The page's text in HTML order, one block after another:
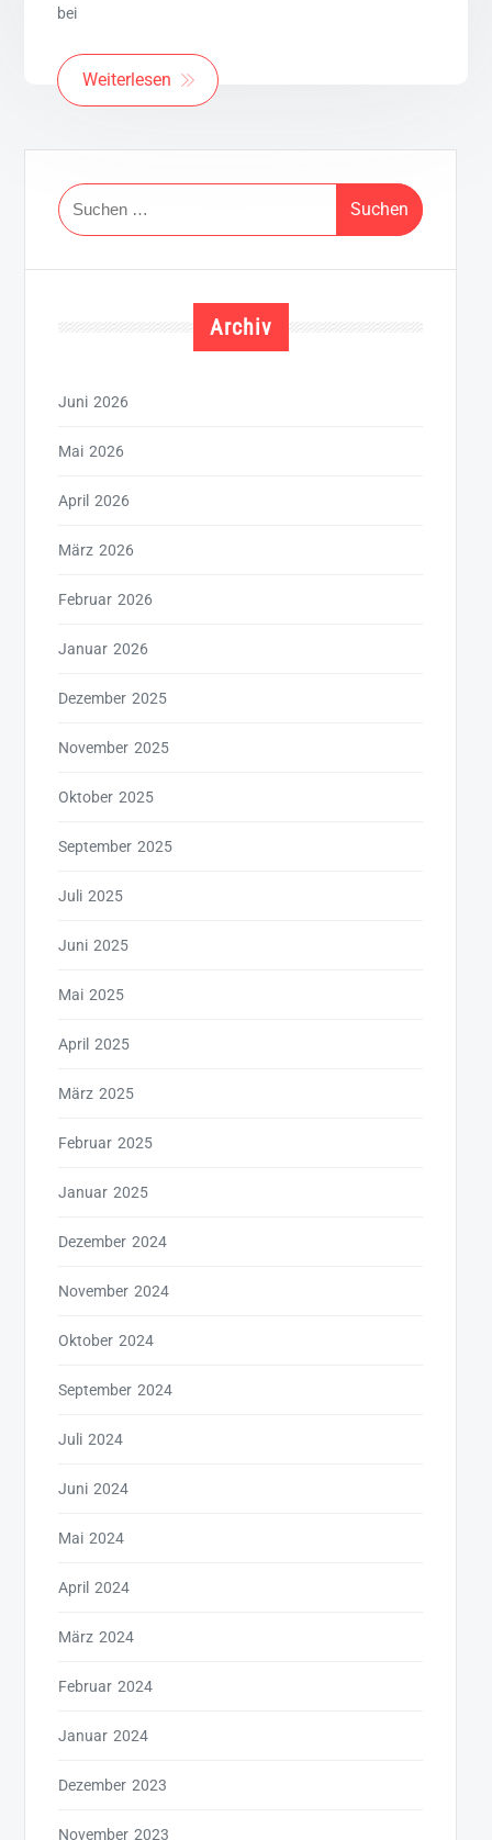
bei
Weiterlesen
Suchen
nach:
Archiv
Juni 2026
Mai 2026
April 2026
März 2026
Februar 2026
Januar 2026
Dezember 2025
November 2025
Oktober 2025
September 2025
Juli 2025
Juni 2025
Mai 2025
April 2025
März 2025
Februar 2025
Januar 2025
Dezember 2024
November 2024
Oktober 2024
September 2024
Juli 2024
Juni 2024
Mai 2024
April 2024
März 2024
Februar 2024
Januar 2024
Dezember 2023
November 2023